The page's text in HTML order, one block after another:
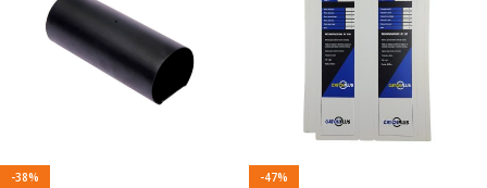
-38% -47%